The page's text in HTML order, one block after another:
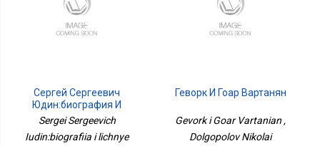
Сергей Сергеевич
Юдин:биография И
Личные Воспоминания
Хирурга
Sergei Sergeevich
Iudin:biografiia i lichnye
Геворк И Гоар Вартанян
Gevork i Goar Vartanian ,
Dolgopolov Nikolai